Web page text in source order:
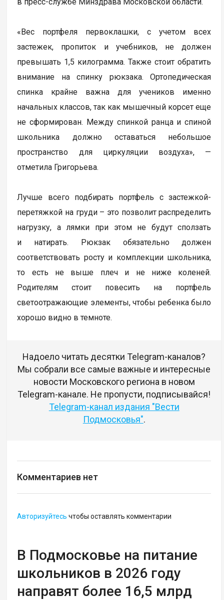
«Вес портфеля первоклашки, с учетом всех
застежек, пропиток и учебников, не должен
превышать 1,5 килограмма. Также стоит обратить
внимание на спинку рюкзака. Ортопедическая
спинка крайне важна для учеников именно
начальных классов, так как мышечный корсет еще
не сформирован. Между спинкой ранца и спиной
школьника должно оставаться небольшое
пространство для циркуляции воздуха», —
отметила Григорьева.
Лучше всего подбирать портфель с застежкой-
перетяжкой на груди – это позволит распределить
нагрузку, а лямки при этом не будут сползать
и натирать. Рюкзак обязательно должен
соответствовать росту и комплекции школьника,
то есть не выше плеч и не ниже коленей.
Родителям стоит повесить на портфель
светоотражающие элементы, чтобы ребенка было
хорошо видно в темноте.
Надоело читать десятки Telegram-каналов?
Мы собрали все самые важные и интересные
новости Московского региона в новом
Telegram-канале. Не пропусти, подписывайся!
Telegram-канал издания "Вести
Подмосковья".
Комментариев нет
Авторизуйтесь чтобы оставлять комментарии
В Подмосковье на питание
школьников в 2026 году
направят более 16,5 млрд